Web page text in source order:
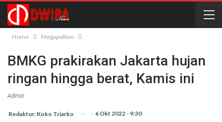
Home Megapolitan
BMKG prakirakan Jakarta hujan
ringan hingga berat, Kamis ini
Admin
Redaktur: Koko Triarko - 6 Okt 2022 - 9:30